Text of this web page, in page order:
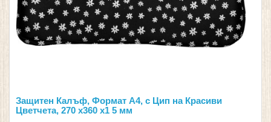
Защитен Калъф, Формат А4, с Цип на Красиви
Цветчета, 270 x360 x1 5 мм